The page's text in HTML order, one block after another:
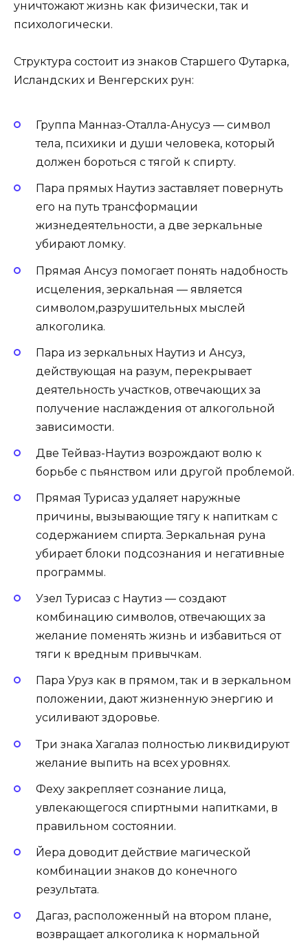
уничтожают жизнь как физически, так и
психологически.
Структура состоит из знаков Старшего Футарка,
Исландских и Венгерских рун:
Группа Манназ-Оталла-Анусуз — символ
тела, психики и души человека, который
должен бороться с тягой к спирту.
Пара прямых Наутиз заставляет повернуть
его на путь трансформации
жизнедеятельности, а две зеркальные
убирают ломку.
Прямая Ансуз помогает понять надобность
исцеления, зеркальная — является
символом,разрушительных мыслей
алкоголика.
Пара из зеркальных Наутиз и Ансуз,
действующая на разум, перекрывает
деятельность участков, отвечающих за
получение наслаждения от алкогольной
зависимости.
Две Тейваз-Наутиз возрождают волю к
борьбе с пьянством или другой проблемой.
Прямая Турисаз удаляет наружные
причины, вызывающие тягу к напиткам с
содержанием спирта. Зеркальная руна
убирает блоки подсознания и негативные
программы.
Узел Турисаз с Наутиз — создают
комбинацию символов, отвечающих за
желание поменять жизнь и избавиться от
тяги к вредным привычкам.
Пара Уруз как в прямом, так и в зеркальном
положении, дают жизненную энергию и
усиливают здоровье.
Три знака Хагалаз полностью ликвидируют
желание выпить на всех уровнях.
Феху закрепляет сознание лица,
увлекающегося спиртными напитками, в
правильном состоянии.
Йера доводит действие магической
комбинации знаков до конечного
результата.
Дагаз, расположенный на втором плане,
возвращает алкоголика к нормальной